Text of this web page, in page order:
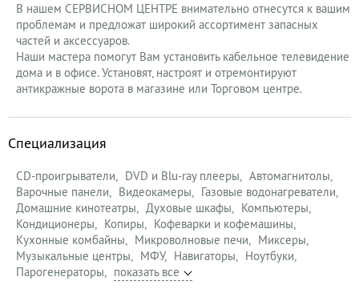
В нашем СЕРВИСНОМ ЦЕНТРЕ внимательно отнесутся к вашим
проблемам и предложат широкий ассортимент запасных
частей и аксессуаров.
Наши мастера помогут Вам установить кабельное телевидение
дома и в офисе. Установят, настроят и отремонтируют
антикражные ворота в магазине или Торговом центре.
Специализация
CD-проигрыватели DVD и Blu-ray плееры
Автомагнитолы
Варочные панели
Видеокамеры
Газовые водонагреватели
Домашние кинотеатры
Духовые шкафы
Компьютеры
Кондиционеры
Копиры
Кофеварки и кофемашины
Кухонные комбайны
Микроволновые печи
Миксеры
Музыкальные центры
МФУ Навигаторы
Ноутбуки
Парогенераторы